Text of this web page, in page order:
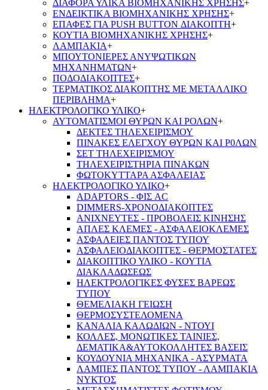
ΔΙΑΦΟΡΑ ΥΛΙΚΑ ΒΙΟΜΗΧΑΝΙΚΗΣ ΧΡΗΣΗΣ+
ΕΝΔΕΙΚΤΙΚΑ ΒΙΟΜΗΧΑΝΙΚΗΣ ΧΡΗΣΗΣ+
ΕΠΑΦΕΣ ΓΙΑ PUSH BUTTON ΔΙΑΚΟΠΤΗ+
ΚΟΥΤΙΑ ΒΙΟΜΗΧΑΝΙΚΗΣ ΧΡΗΣΗΣ+
ΛΑΜΠΑΚΙΑ+
ΜΠΟΥΤΟΝΙΕΡΕΣ ΑΝΥΨΩΤΙΚΩΝ
ΜΗΧΑΝΗΜΑΤΩΝ+
ΠΟΔΟΔΙΑΚΟΠΤΕΣ+
ΤΕΡΜΑΤΙΚΟΣ ΔΙΑΚΟΠΤΗΣ ΜΕ ΜΕΤΑΛΛΙΚΟ
ΠΕΡΙΒΛΗΜΑ+
ΗΛΕΚΤΡΟΛΟΓΙΚΟ ΥΛΙΚΟ+
ΑΥΤΟΜΑΤΙΣΜΟΙ ΘΥΡΩΝ ΚΑΙ ΡΟΛΩΝ+
ΔΕΚΤΕΣ ΤΗΛΕΧΕΙΡΙΣΜΟΥ
ΠΙΝΑΚΕΣ ΕΛΕΓΧΟΥ ΘΥΡΩΝ ΚΑΙ Ρ0ΛΩΝ
ΣΕΤ ΤΗΛΕΧΕΙΡΙΣΜΟΥ
ΤΗΛΕΧΕΙΡΙΣΤΗΡΙΑ ΠΙΝΑΚΩΝ
ΦΩΤΟΚΥΤΤΑΡΑ ΑΣΦΑΛΕΙΑΣ
ΗΛΕΚΤΡΟΛΟΓΙΚΟ ΥΛΙΚΟ+
ADAPTORS - ΦΙΣ AC
DIMMERS-ΧΡΟΝΟΔΙΑΚΟΠΤΕΣ
ΑΝΙΧΝΕΥΤΕΣ - ΠΡΟΒΟΛΕΙΣ ΚΙΝΗΣΗΣ
ΑΠΛΕΣ ΚΛΕΜΕΣ - ΑΣΦΑΛΕΙΟΚΛΕΜΕΣ
ΑΣΦΑΛΕΙΕΣ ΠΑΝΤΟΣ ΤΥΠΟΥ
ΑΣΦΑΛΕΙΟΔΙΑΚΟΠΤΕΣ - ΘΕΡΜΟΣΤΑΤΕΣ
ΔΙΑΚΟΠΤΙΚΟ ΥΛΙΚΟ - ΚΟΥΤΙΑ
ΔΙΑΚΛΑΔΩΣΕΩΣ
ΗΛΕΚΤΡΟΛΟΓΙΚΕΣ ΦΥΣΕΣ ΒΑΡΕΩΣ
ΤΥΠΟΥ
ΘΕΜΕΛΙΑΚΗ ΓΕΙΩΣΗ
ΘΕΡΜΟΣΥΣΤΕΛΟΜΕΝΑ
ΚΑΝΑΛΙΑ ΚΑΛΩΔΙΩΝ - ΝΤΟΥΙ
ΚΟΛΛΕΣ, ΜΟΝΩΤΙΚΕΣ ΤΑΙΝΙΕΣ,
ΔΕΜΑΤΙΚΑ&ΑΥΤΟΚΟΛΛΗΤΕΣ ΒΑΣΕΙΣ
ΚΟΥΔΟΥΝΙΑ ΜΗΧΑΝΙΚΑ - ΑΣΥΡΜΑΤΑ
ΛΑΜΠΕΣ ΠΑΝΤΟΣ ΤΥΠΟΥ - ΛΑΜΠΑΚΙΑ
ΝΥΚΤΟΣ